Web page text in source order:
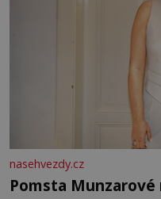
nasehvezdy.cz
Pomsta